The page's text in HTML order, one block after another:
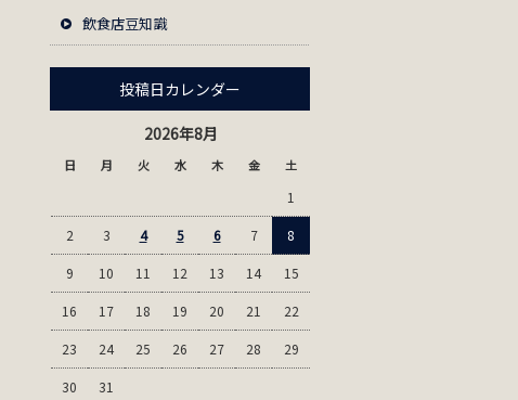
飲食店豆知識
投稿日カレンダー
2026年8月
日 月 火 水 木 金 土
1
2 3 4 5 6 7 8
9 10 11 12 13 14 15
16 17 18 19 20 21 22
23 24 25 26 27 28 29
30 31